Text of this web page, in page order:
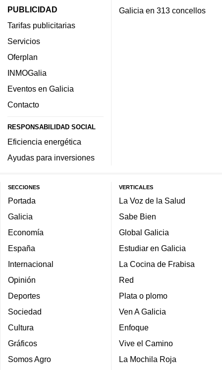
PUBLICIDAD
Tarifas publicitarias
Servicios
Oferplan
INMOGalia
Eventos en Galicia
Contacto
RESPONSABILIDAD SOCIAL
Eficiencia energética
Ayudas para inversiones
Galicia en 313 concellos
SECCIONES
Portada
Galicia
Economía
España
Internacional
Opinión
Deportes
Sociedad
Cultura
Gráficos
Somos Agro
VERTICALES
La Voz de la Salud
Sabe Bien
Global Galicia
Estudiar en Galicia
La Cocina de Frabisa
Red
Plata o plomo
Ven A Galicia
Enfoque
Vive el Camino
La Mochila Roja